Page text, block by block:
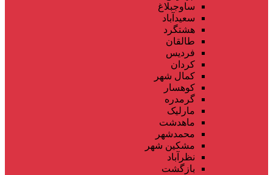
ساوجبلاغ
سعیدآباد
هشتگرد
طالقان
فردیس
کردان
کمال شهر
کوهسار
گرمدره
مارلیک
ماهدشت
محمدشهر
مشکین شهر
نظرآباد
بازگشت